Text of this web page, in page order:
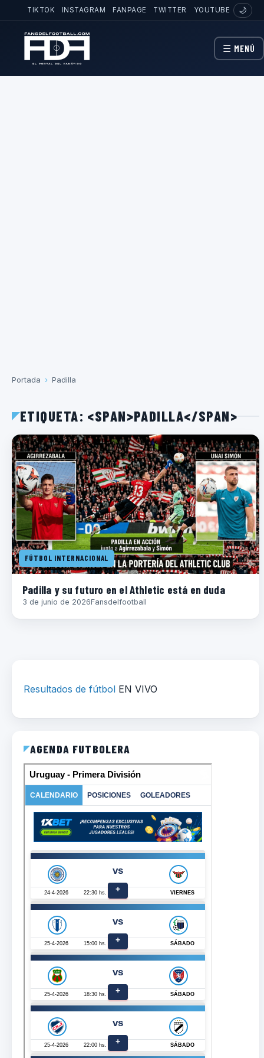
TIKTOK INSTAGRAM FANPAGE TWITTER YOUTUBE 🌙
☰ MENÚ
Portada › Padilla
ETIQUETA: <SPAN>PADILLA</SPAN>
FÚTBOL INTERNACIONAL
Padilla y su futuro en el Athletic está en duda
3 de junio de 2026Fansdelfootball
Resultados de fútbol EN VIVO
AGENDA FUTBOLERA